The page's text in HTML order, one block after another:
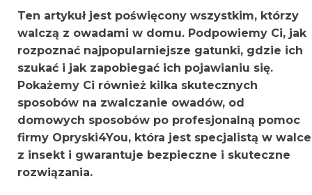
Ten artykuł jest poświęcony wszystkim, którzy
walczą z owadami w domu. Podpowiemy Ci, jak
rozpoznać najpopularniejsze gatunki, gdzie ich
szukać i jak zapobiegać ich pojawianiu się.
Pokażemy Ci również kilka skutecznych
sposobów na zwalczanie owadów, od
domowych sposobów po profesjonalną pomoc
firmy Opryski4You, która jest specjalistą w walce
z insekt i gwarantuje bezpieczne i skuteczne
rozwiązania.